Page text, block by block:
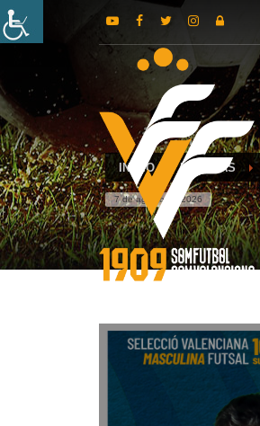
INICIO NOTICIAS
7 de agosto de 2026